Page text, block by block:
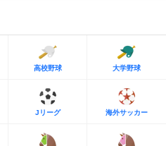
高校野球 大学野球
Jリーグ 海外サッカー